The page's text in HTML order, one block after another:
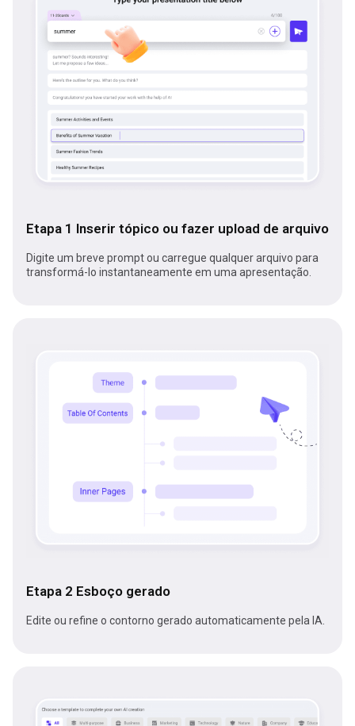
Etapa 1 Inserir tópico ou fazer upload de arquivo
Digite um breve prompt ou carregue qualquer arquivo para
transformá-lo instantaneamente em uma apresentação.
Etapa 2 Esboço gerado
Edite ou refine o contorno gerado automaticamente pela IA.